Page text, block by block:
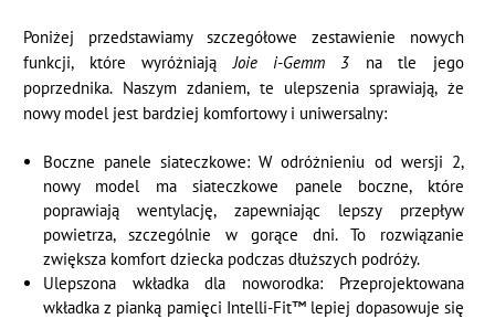
Poniżej przedstawiamy szczegółowe zestawienie nowych
funkcji, które wyróżniają Joie i-Gemm 3 na tle jego
poprzednika. Naszym zdaniem, te ulepszenia sprawiają, że
nowy model jest bardziej komfortowy i uniwersalny:
Boczne panele siateczkowe: W odróżnieniu od wersji 2,
nowy model ma siateczkowe panele boczne, które
poprawiają wentylację, zapewniając lepszy przepływ
powietrza, szczególnie w gorące dni. To rozwiązanie
zwiększa komfort dziecka podczas dłuższych podróży.
Ulepszona wkładka dla noworodka: Przeprojektowana
wkładka z pianką pamięci Intelli-Fit™ lepiej dopasowuje się